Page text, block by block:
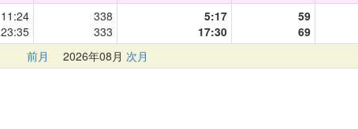
11:24
23:35
338
333
5:17
17:30
59
69
前月 2026年08月 次月